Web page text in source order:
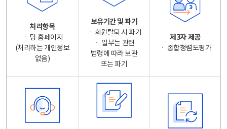
처리항목
ㆍ 당 홈페이지
(처리하는 개인정보
없음)
보유기간 및 파기
ㆍ 회원탈퇴 시 파기
ㆍ 일부는 관련
법령에 따라 보관
또는 파기
제3자 제공
ㆍ 종합청렴도평가